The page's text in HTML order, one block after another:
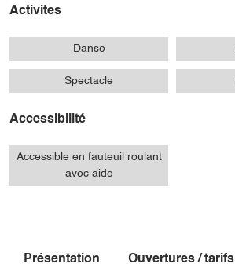
Activites
Danse
Spectacle
Accessibilité
Accessible en fauteuil roulant
avec aide
Présentation Ouvertures / tarifs